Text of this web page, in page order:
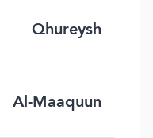
Qhureysh
Al-Maaquun